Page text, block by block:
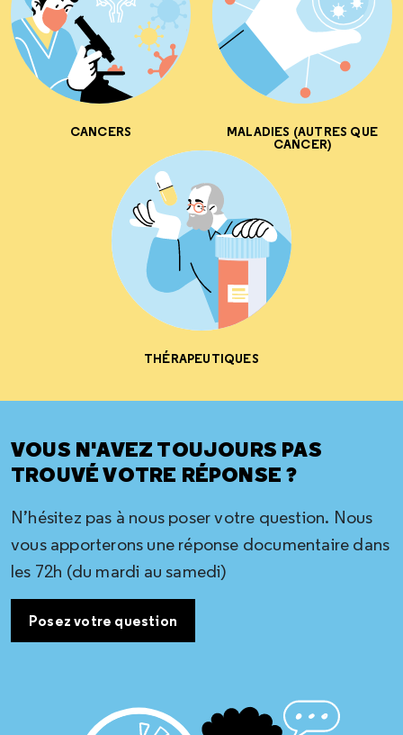
CANCERS MALADIES (AUTRES QUE
CANCER)
THÉRAPEUTIQUES
VOUS N'AVEZ TOUJOURS PAS
TROUVÉ VOTRE RÉPONSE ?
N’hésitez pas à nous poser votre question. Nous
vous apporterons une réponse documentaire dans
les 72h (du mardi au samedi)
Posez votre question